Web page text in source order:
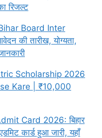
रिजल्ट
Board Inter
की तारीख, योग्यता,
Scholarship 2026
Kare | ₹10,000
Card 2026: बिहार
कार्ड हुआ जारी, यहाँ